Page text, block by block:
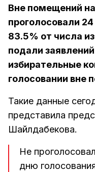
Вне помещений
проголосовали
83.5% от числа
подали
избирательные
голосовании вне
Такие данные
представила
Шайлдабекова.
Не
дню